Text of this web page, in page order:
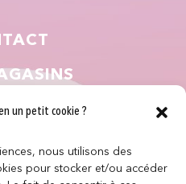
un petit cookie ?
nous utilisons des
pour stocker et/ou accéder
NOUS ?